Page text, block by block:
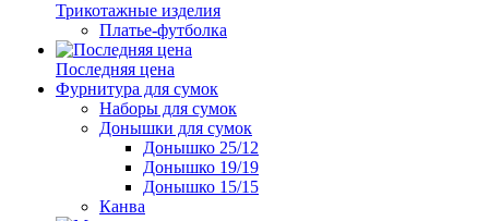
Трикотажные изделия
Платье-футболка
Последняя цена
Фурнитура для сумок
Наборы для сумок
Донышки для сумок
Донышко 25/12
Донышко 19/19
Донышко 15/15
Канва